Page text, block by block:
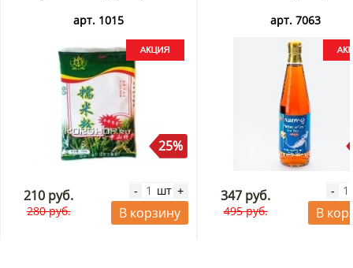
арт. 1015
25%
210 руб.
280 руб.
- шт +
В корзину
арт. 7063
347 руб.
495 руб.
-
В